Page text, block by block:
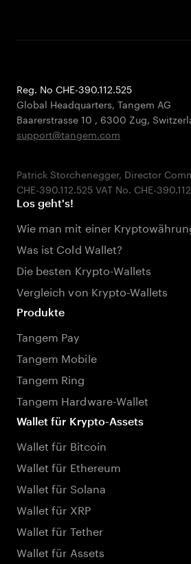
Reg. No CHE-390.112.525
Global Headquarters, Tangem AG
Baarerstrasse 10 , 6300 Zug,
support@tangem.com
Patrick Storchenegger, Director
Los geht's!
Wie man mit einer
Was ist Cold Wallet?
Die besten Krypto-Wallets
Vergleich von Krypto-Wallets
Produkte
Tangem Pay
Tangem Mobile
Tangem Ring
Tangem Hardware-Wallet
Wallet für Krypto-Assets
Wallet für Bitcoin
Wallet für Ethereum
Wallet für Solana
Wallet für XRP
Wallet für Tether
Wallet für Assets